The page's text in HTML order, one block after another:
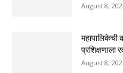
August 8,
महापालिकेची
प्रशिक्षणाला
August 8,